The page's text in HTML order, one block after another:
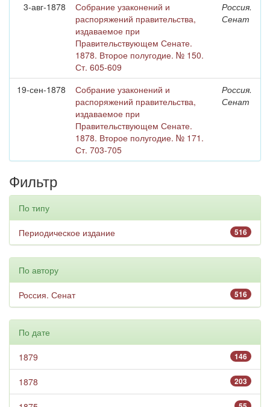
3-авг-1878
Собрание узаконений и
распоряжений правительства,
издаваемое при
Правительствующем Сенате.
1878. Второе полугодие. № 150.
Ст. 605-609
Россия.
Сенат
19-сен-1878
Собрание узаконений и
распоряжений правительства,
издаваемое при
Правительствующем Сенате.
1878. Второе полугодие. № 171.
Ст. 703-705
Россия.
Сенат
Фильтр
По типу
516
Периодическое издание
По автору
516
Россия. Сенат
По дате
146
1879
203
1878